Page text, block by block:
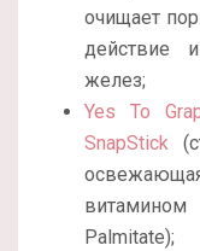
очищает
действие
желез;
Yes To
SnapStick
Palmitate);